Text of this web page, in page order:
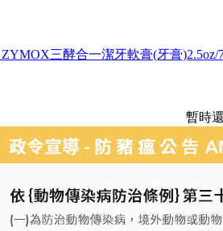
ZYMOX三酵合一潔牙軟膏(牙膏)2.5oz/
暫時